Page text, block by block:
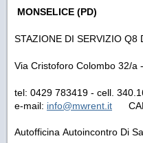
MONSELICE (PD)
STAZIONE DI SERVIZIO Q8
Via Cristoforo Colombo 32/a
tel: 0429 783419 - cell.
e-mail: info@mwrent.it
Autofficina Autoincontro Di